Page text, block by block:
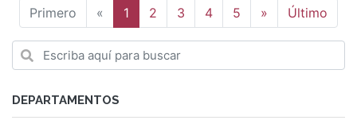
Primero « Anterior
1 2 3 4 5 » Siguiente
Último
DEPARTAMENTOS